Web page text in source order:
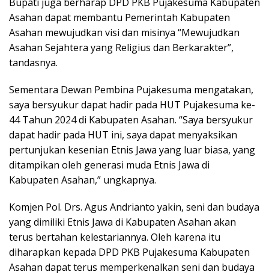
Bupati juga berharap DPD PKB Pujakesuma Kabupaten
Asahan dapat membantu Pemerintah Kabupaten
Asahan mewujudkan visi dan misinya “Mewujudkan
Asahan Sejahtera yang Religius dan Berkarakter”,
tandasnya.
Sementara Dewan Pembina Pujakesuma mengatakan,
saya bersyukur dapat hadir pada HUT Pujakesuma ke-
44 Tahun 2024 di Kabupaten Asahan. “Saya bersyukur
dapat hadir pada HUT ini, saya dapat menyaksikan
pertunjukan kesenian Etnis Jawa yang luar biasa, yang
ditampikan oleh generasi muda Etnis Jawa di
Kabupaten Asahan,” ungkapnya.
Komjen Pol. Drs. Agus Andrianto yakin, seni dan budaya
yang dimiliki Etnis Jawa di Kabupaten Asahan akan
terus bertahan kelestariannya. Oleh karena itu
diharapkan kepada DPD PKB Pujakesuma Kabupaten
Asahan dapat terus memperkenalkan seni dan budaya